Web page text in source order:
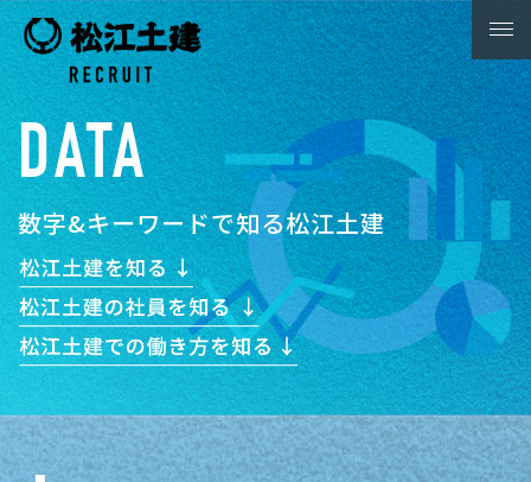
DATA
数字&キーワードで知る松江土建